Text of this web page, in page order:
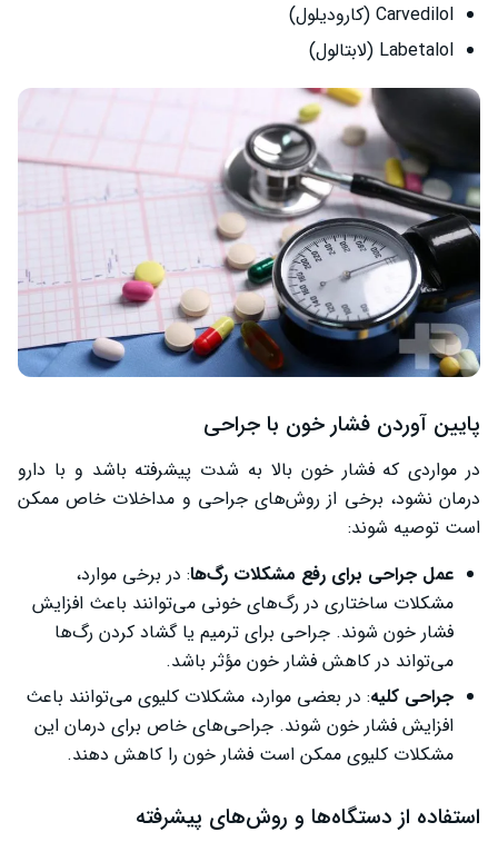
Carvedilol (کارودیلول)
Labetalol (لابتالول)
پایین آوردن فشار خون با جراحی
در مواردی که فشار خون بالا به شدت پیشرفته باشد و با دارو
درمان نشود، برخی از روش‌های جراحی و مداخلات خاص ممکن
است توصیه شوند:
عمل جراحی برای رفع مشکلات رگ‌ها: در برخی موارد،
مشکلات ساختاری در رگ‌های خونی می‌توانند باعث افزایش
فشار خون شوند. جراحی برای ترمیم یا گشاد کردن رگ‌ها
می‌تواند در کاهش فشار خون مؤثر باشد.
جراحی کلیه: در بعضی موارد، مشکلات کلیوی می‌توانند باعث
افزایش فشار خون شوند. جراحی‌های خاص برای درمان این
مشکلات کلیوی ممکن است فشار خون را کاهش دهند.
استفاده از دستگاه‌ها و روش‌های پیشرفته